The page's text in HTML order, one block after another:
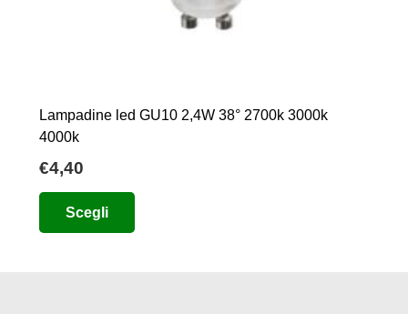
Lampadine led GU10 2,4W 38° 2700k 3000k
4000k
€4,40
Scegli